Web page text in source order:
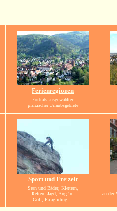
Ferienregionen
Porträts ausgewählter
pfälzischer Urlaubsgebiete
Sport und Freizeit
Seen und Bäder, Klettern,
Reiten, Jagd, Angeln,
Golf, Paragliding ...
an der